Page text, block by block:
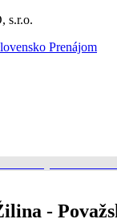
s.r.o.
Prenájom
-